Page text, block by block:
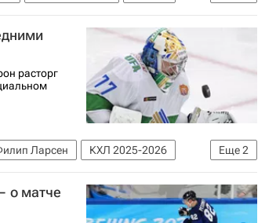
Маркус Гранлунд
расторг
Еще2
Ларсен
КХЛ 2025-2026
о матче